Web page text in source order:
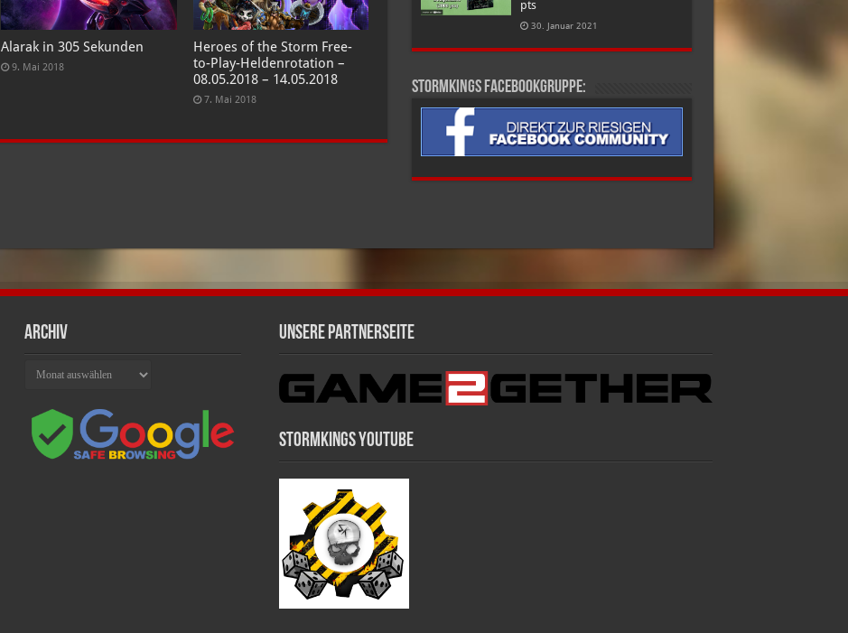
Alarak in 305 Sekunden
9. Mai 2018
Heroes of the Storm Free-
to-Play-Heldenrotation –
08.05.2018 – 14.05.2018
7. Mai 2018
pts
30. Januar 2021
Stormkings Facebookgruppe:
Archiv Unsere Partnerseite
Stormkings Youtube